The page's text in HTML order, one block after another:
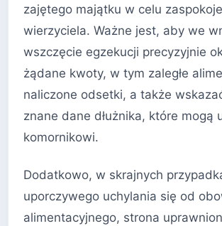
zajętego majątku w celu
wierzyciela. Ważne jest, aby we
wszczęcie egzekucji precyzyjnie
żądane kwoty, w tym zaległe
naliczone odsetki, a także
znane dane dłużnika, które mogą
komornikowi.
Dodatkowo, w skrajnych
uporczywego uchylania się od
alimentacyjnego, strona